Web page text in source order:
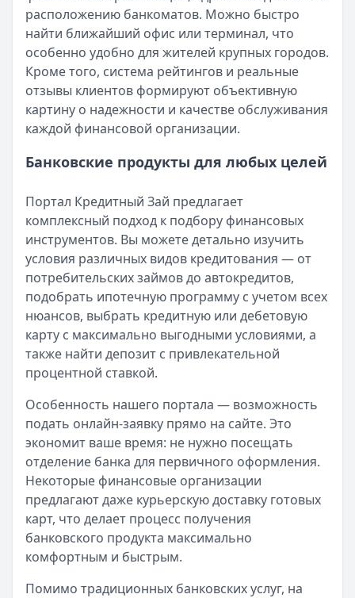
Организация:
Т-Банк
Город: Екатеринбург
27 сентября 2025 г.
Оформила кредит в ТБанк за вечер. Условия
Страницы отзывов:
Кредиты
Кредитные карты
Вклады
расположению банкоматов. Можно быстро
найти ближайший офис или терминал, что
особенно удобно для жителей крупных городов.
Кроме того, система рейтингов и реальные
отзывы клиентов формируют объективную
картину о надежности и качестве обслуживания
каждой финансовой организации.
Банковские продукты для любых целей
Портал Кредитный Зай предлагает
комплексный подход к подбору финансовых
инструментов. Вы можете детально изучить
условия различных видов кредитования — от
потребительских займов до автокредитов,
подобрать ипотечную программу с учетом всех
нюансов, выбрать кредитную или дебетовую
карту с максимально выгодными условиями, а
также найти депозит с привлекательной
процентной ставкой.
Особенность нашего портала — возможность
подать онлайн-заявку прямо на сайте. Это
экономит ваше время: не нужно посещать
отделение банка для первичного оформления.
Некоторые финансовые организации
предлагают даже курьерскую доставку готовых
карт, что делает процесс получения
банковского продукта максимально
комфортным и быстрым.
Помимо традиционных банковских услуг, на